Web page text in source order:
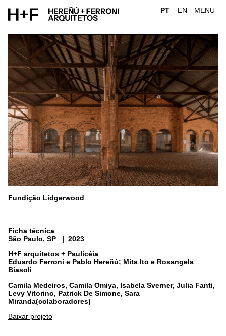
content
PT EN MENU
Fundição Lidgerwood
Ficha técnica
São Paulo, SP | 2023
H+F arquitetos + Paulicéia
Eduardo Ferroni e Pablo Hereñú; Mita Ito e Rosangela
Biasoli
Camila Medeiros, Camila Omiya, Isabela Sverner, Julia Fanti,
Levy Vitorino, Patrick De Simone, Sara
Miranda(colaboradores)
Baixar projeto